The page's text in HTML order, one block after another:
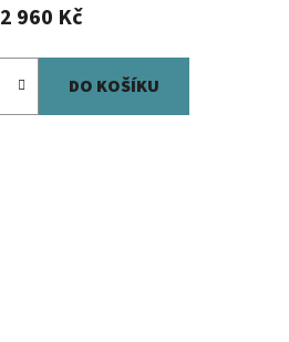
2 960 Kč
DO KOŠÍKU